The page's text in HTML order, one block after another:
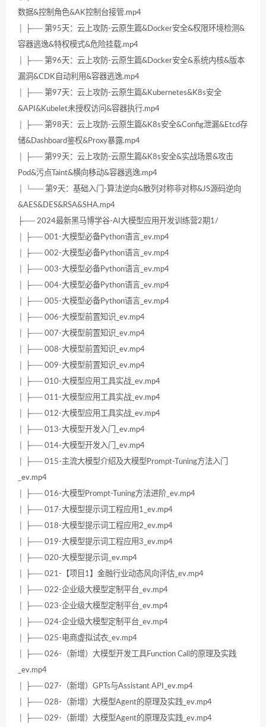
数据&控制角色&AK控制台接管.mp4
│ ├── 第95天：云上攻防-云原生篇&Docker安全&权限环境检测&
容器逃逸&特权模式&危险挂载.mp4
│ ├── 第96天：云上攻防-云原生篇&Docker安全&系统内核&版本
漏洞&CDK自动利用&容器逃逸.mp4
│ ├── 第97天：云上攻防-云原生篇&Kubernetes&K8s安全
&API&Kubelet未授权访问&容器执行.mp4
│ ├── 第98天：云上攻防-云原生篇&K8s安全&Config泄漏&Etcd存
储&Dashboard鉴权&Proxy暴露.mp4
│ ├── 第99天：云上攻防-云原生篇&K8s安全&实战场景&攻击
Pod&污点Taint&横向移动&容器逃逸.mp4
│ └── 第9天：基础入门-算法逆向&散列对称非对称&JS源码逆向
&AES&DES&RSA&SHA.mp4
├── 2024最新黑马博学谷-AI大模型应用开发训练营2期1/
│ ├── 001-大模型必备Python语言_ev.mp4
│ ├── 002-大模型必备Python语言_ev.mp4
│ ├── 003-大模型必备Python语言_ev.mp4
│ ├── 004-大模型必备Python语言_ev.mp4
│ ├── 005-大模型必备Python语言_ev.mp4
│ ├── 006-大模型前置知识_ev.mp4
│ ├── 007-大模型前置知识_ev.mp4
│ ├── 008-大模型前置知识_ev.mp4
│ ├── 009-大模型前置知识_ev.mp4
│ ├── 010-大模型应用工具实战_ev.mp4
│ ├── 011-大模型应用工具实战_ev.mp4
│ ├── 012-大模型应用工具实战_ev.mp4
│ ├── 013-大模型开发入门_ev.mp4
│ ├── 014-大模型开发入门_ev.mp4
│ ├── 015-主流大模型介绍及大模型Prompt-Tuning方法入门
_ev.mp4
│ ├── 016-大模型Prompt-Tuning方法进阶_ev.mp4
│ ├── 017-大模型提示词工程应用1_ev.mp4
│ ├── 018-大模型提示词工程应用2_ev.mp4
│ ├── 019-大模型提示词工程应用3_ev.mp4
│ ├── 020-大模型提示词_ev.mp4
│ ├── 021-【项目1】金融行业动态风向评估_ev.mp4
│ ├── 022-企业级大模型定制平台_ev.mp4
│ ├── 023-企业级大模型定制平台_ev.mp4
│ ├── 024-企业级大模型定制平台_ev.mp4
│ ├── 025-电商虚拟试衣_ev.mp4
│ ├── 026-（新增）大模型开发工具Function Call的原理及实践
_ev.mp4
│ ├── 027-（新增）GPTs与Assistant API_ev.mp4
│ ├── 028-（新增）大模型Agent的原理及实践_ev.mp4
│ ├── 029-（新增）大模型Agent的原理及实践_ev.mp4